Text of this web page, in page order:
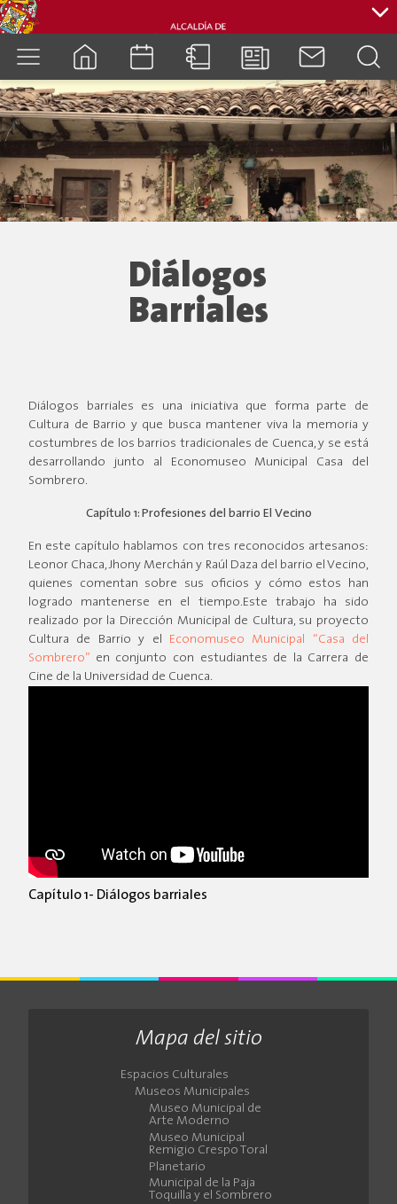
cuenca.gob.ec
Diálogos
Barriales
Diálogos barriales es una iniciativa que forma parte de
Cultura de Barrio y que busca mantener viva la memoria y
costumbres de los barrios tradicionales de Cuenca, y se está
desarrollando junto al Economuseo Municipal Casa del
Sombrero.
Capítulo 1: Profesiones del barrio El Vecino
En este capítulo hablamos con tres reconocidos artesanos:
Leonor Chaca, Jhony Merchán y Raúl Daza del barrio el Vecino,
quienes comentan sobre sus oficios y cómo estos han
logrado mantenerse en el tiempo.Este trabajo ha sido
realizado por la Dirección Municipal de Cultura, su proyecto
Cultura de Barrio y el Economuseo Municipal “Casa del
Sombrero” en conjunto con estudiantes de la Carrera de
Cine de la Universidad de Cuenca.
Capítulo 1- Diálogos barriales
Mapa del sitio
Espacios Culturales
Museos Municipales
Museo Municipal de
Arte Moderno
Museo Municipal
Remigio Crespo Toral
Planetario
Municipal de la Paja
Toquilla y el Sombrero